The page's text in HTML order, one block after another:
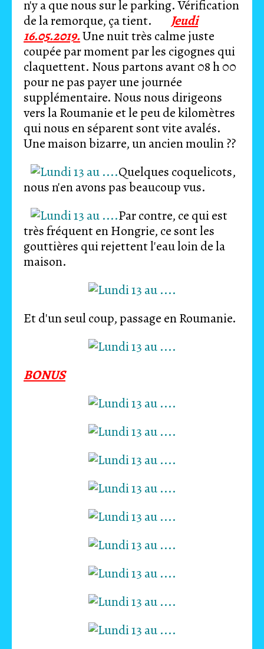
n'y a que nous sur le parking. Vérification
de la remorque, ça tient. Jeudi
16.05.2019.Une nuit très calme juste
coupée par moment par les cigognes qui
claquettent. Nous partons avant 08 h 00
pour ne pas payer une journée
supplémentaire. Nous nous dirigeons
vers la Roumanie et le peu de kilomètres
qui nous en séparent sont vite avalés.
Une maison bizarre, un ancien moulin ??
Quelques coquelicots,
nous n'en avons pas beaucoup vus.
Par contre, ce qui est
très fréquent en Hongrie, ce sont les
gouttières qui rejettent l'eau loin de la
maison.
Et d'un seul coup, passage en Roumanie.
BONUS